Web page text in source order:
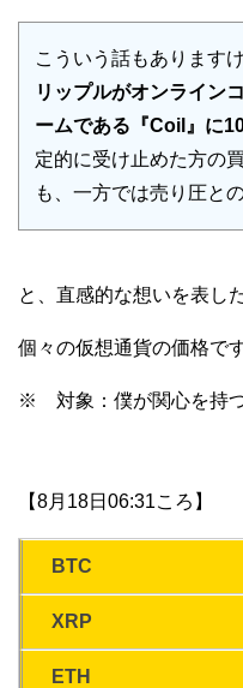
こういう話もありますけ
リップルがオンライン
ームである『Coil』に
定的に受け止めた方の
も、一方では売り圧と
と、直感的な想いを表し
個々の仮想通貨の価格です
※ 対象：僕が関心を持つ
【8月18日06:31ころ】
BTC
XRP
ETH